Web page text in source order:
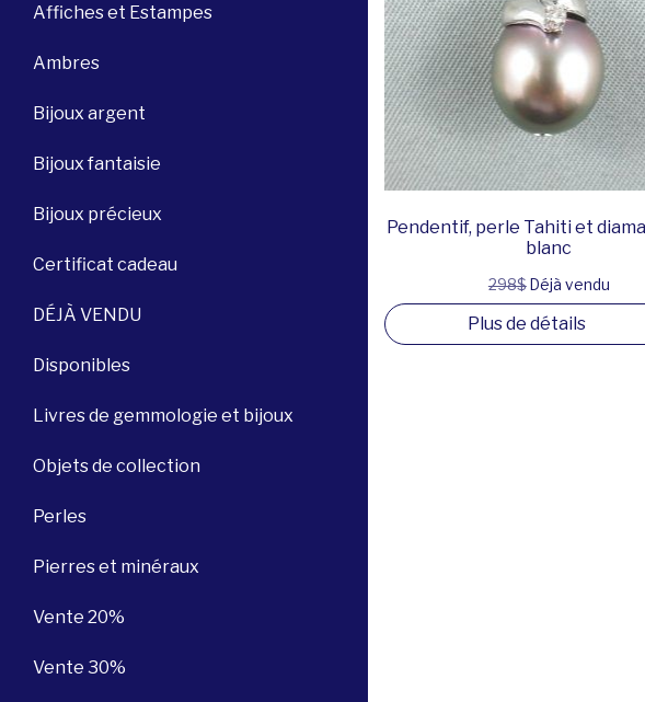
Affiches et Estampes
Ambres
Bijoux argent
Bijoux fantaisie
Bijoux précieux
Certificat cadeau
DÉJÀ VENDU
Disponibles
Livres de gemmologie et bijoux
Objets de collection
Perles
Pierres et minéraux
Vente 20%
Vente 30%
Pendentif, perle Tahiti et
blanc
298$Déjà vendu
Plus de détails